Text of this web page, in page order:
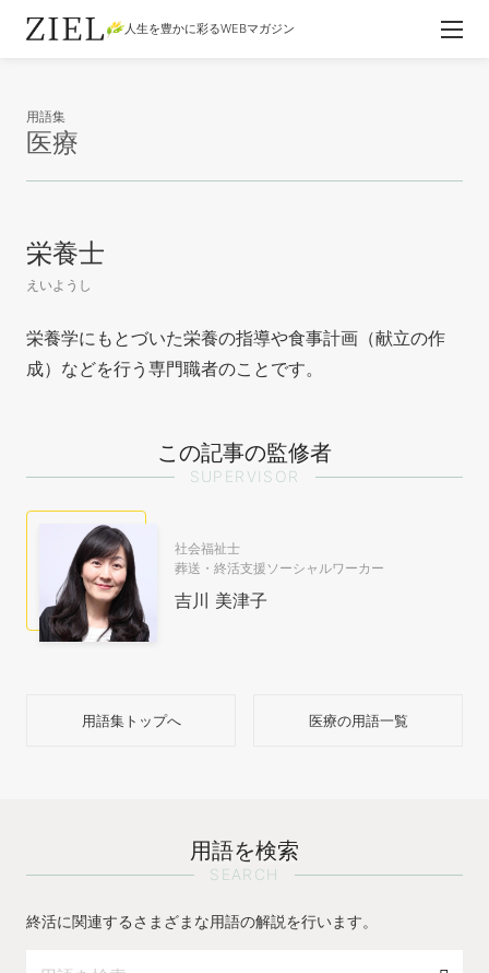
人生を豊かに彩るWEBマガジン
用語集
医療
栄養士
えいようし
栄養学にもとづいた栄養の指導や食事計画（献立の作
成）などを行う専門職者のことです。
この記事の監修者
SUPERVISOR
吉川 美津子
社会福祉士
葬送・終活支援ソーシャルワーカー
用語集トップへ 医療の用語一覧
用語を検索
SEARCH
終活に関連するさまざまな用語の解説を行います。